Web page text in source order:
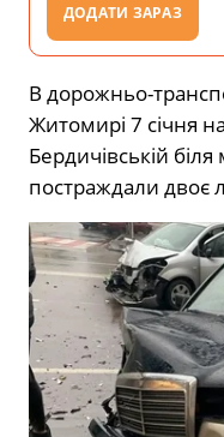
ДОДАТИ ЗАРАЗ
В дорожньо-
Житомирі 7 січня
Бердичівській
постраждали двоє